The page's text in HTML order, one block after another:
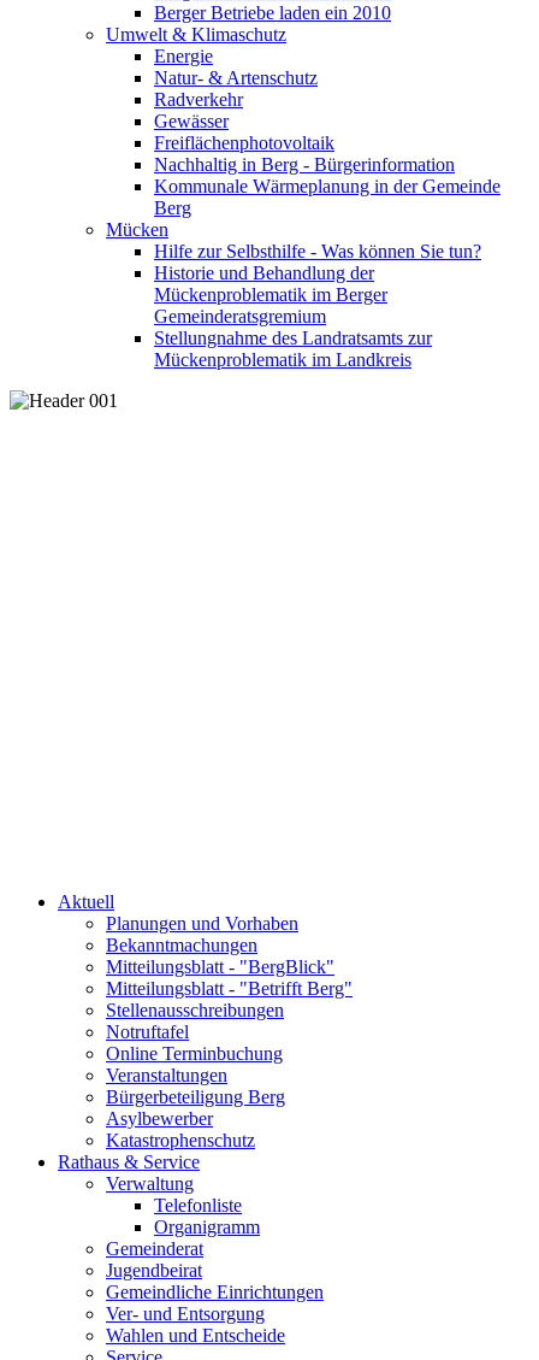
Berger Betriebe laden ein 2010
Umwelt & Klimaschutz
Energie
Natur- & Artenschutz
Radverkehr
Gewässer
Freiflächenphotovoltaik
Nachhaltig in Berg - Bürgerinformation
Kommunale Wärmeplanung in der Gemeinde
Berg
Mücken
Hilfe zur Selbsthilfe - Was können Sie tun?
Historie und Behandlung der
Mückenproblematik im Berger
Gemeinderatsgremium
Stellungnahme des Landratsamts zur
Mückenproblematik im Landkreis
Aktuell
Planungen und Vorhaben
Bekanntmachungen
Mitteilungsblatt - "BergBlick"
Mitteilungsblatt - "Betrifft Berg"
Stellenausschreibungen
Notruftafel
Online Terminbuchung
Veranstaltungen
Bürgerbeteiligung Berg
Asylbewerber
Katastrophenschutz
Rathaus & Service
Verwaltung
Telefonliste
Organigramm
Gemeinderat
Jugendbeirat
Gemeindliche Einrichtungen
Ver- und Entsorgung
Wahlen und Entscheide